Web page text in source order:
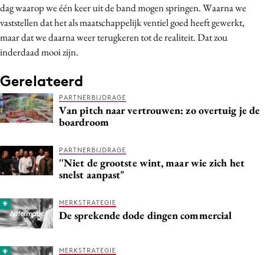
dag waarop we één keer uit de band mogen springen. Waarna we
vaststellen dat het als maatschappelijk ventiel goed heeft gewerkt,
maar dat we daarna weer terugkeren tot de realiteit. Dat zou
inderdaad mooi zijn.
Gerelateerd
PARTNERBIJDRAGE
Van pitch naar vertrouwen: zo overtuig je de
boardroom
PARTNERBIJDRAGE
''Niet de grootste wint, maar wie zich het
snelst aanpast"
MERKSTRATEGIE
De sprekende dode dingen commercial
MERKSTRATEGIE